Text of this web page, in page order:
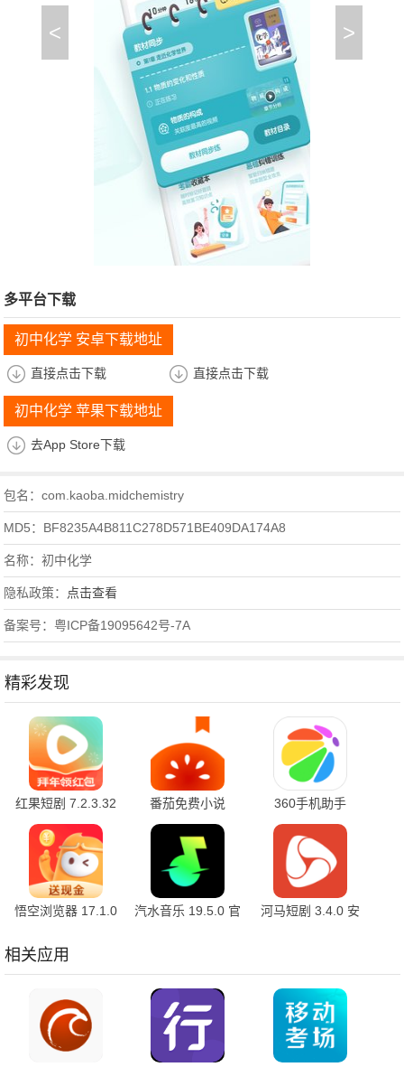
< >
多平台下载
初中化学 安卓下载地址
直接点击下载 直接点击下载
初中化学 苹果下载地址
去App Store下载
包名：com.kaoba.midchemistry
MD5：BF8235A4B811C278D571BE409DA174A8
名称：初中化学
隐私政策： 点击查看
备案号：粤ICP备19095642号-7A
精彩发现
红果短剧 7.2.3.32
官方版
番茄免费小说
7.2.3.32 安卓版
360手机助手
10.2.2 官方版
悟空浏览器 17.1.0
汽水音乐 19.5.0 官
河马短剧 3.4.0 安
相关应用